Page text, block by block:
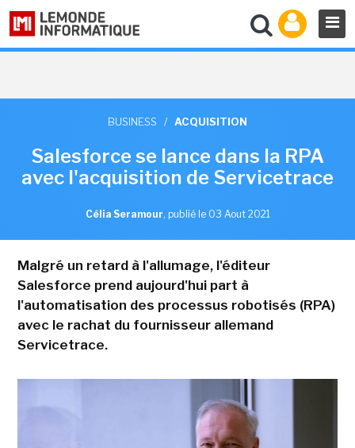
BUSINESS / ACQUISITION
Salesforce se lance dans la RPA
avec l'acquisition de Servicetrace
Célia Seramour, publié le 03 Aout 2021
Malgré un retard à l'allumage, l'éditeur
Salesforce prend aujourd'hui part à
l'automatisation des processus robotisés (RPA)
avec le rachat du fournisseur allemand
Servicetrace.